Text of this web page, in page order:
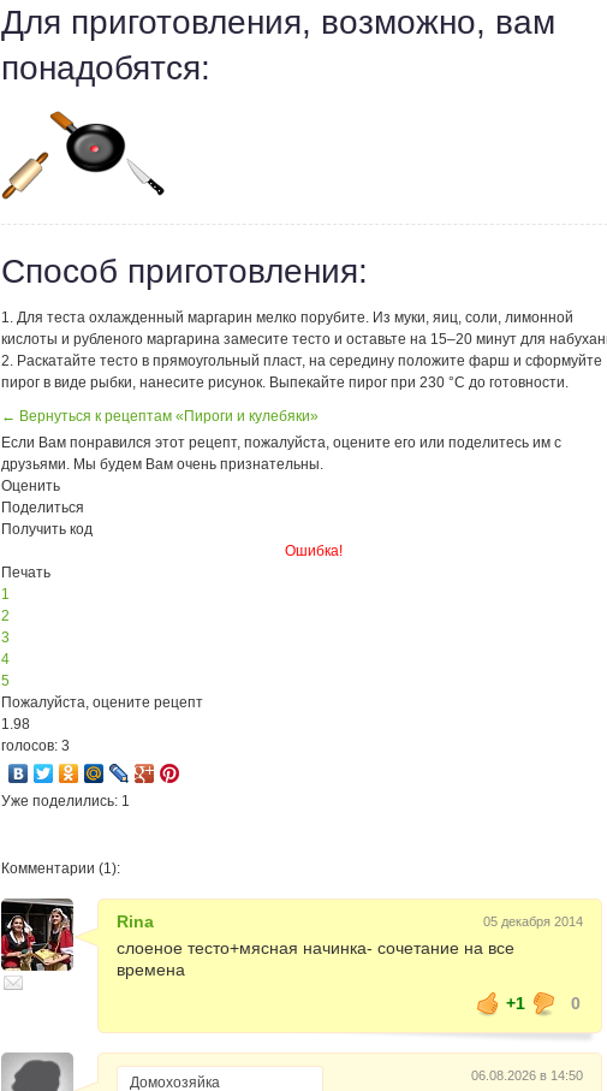
Для приготовления, возможно, вам
понадобятся:
Способ приготовления:
1. Для теста охлажденный маргарин мелко порубите. Из муки, яиц, соли, лимонной
кислоты и рубленого маргарина замесите тесто и оставьте на 15–20 минут для
2. Раскатайте тесто в прямоугольный пласт, на середину положите фарш и сформуйте
пирог в виде рыбки, нанесите рисунок. Выпекайте пирог при 230 °С до готовности.
← Вернуться к рецептам «Пироги и кулебяки»
Если Вам понравился этот рецепт, пожалуйста, оцените его или поделитесь им с
друзьями. Мы будем Вам очень признательны.
Оценить
Поделиться
Получить код
Ошибка!
Печать
1
2
3
4
5
Пожалуйста, оцените рецепт
1.98
голосов: 3
Уже поделились: 1
Комментарии (1):
Rina 05 декабря 2014
слоеное тесто+мясная начинка- сочетание на все
времена
+1
0
06.08.2026 в 14:50